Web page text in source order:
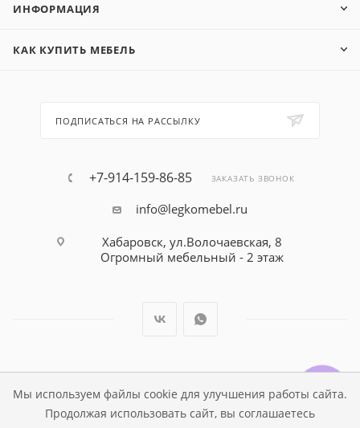
Мы используем файлы cookie для улучшения работы сайта.
Продолжая использовать сайт, вы соглашаетесь
ИНФОРМАЦИЯ
КАК КУПИТЬ МЕБЕЛЬ
ПОДПИСАТЬСЯ НА РАССЫЛКУ
+7-914-159-86-85 ЗАКАЗАТЬ ЗВОНОК
info@legkomebel.ru
Хабаровск, ул.Волочаевская, 8
Огромный мебельный - 2 этаж